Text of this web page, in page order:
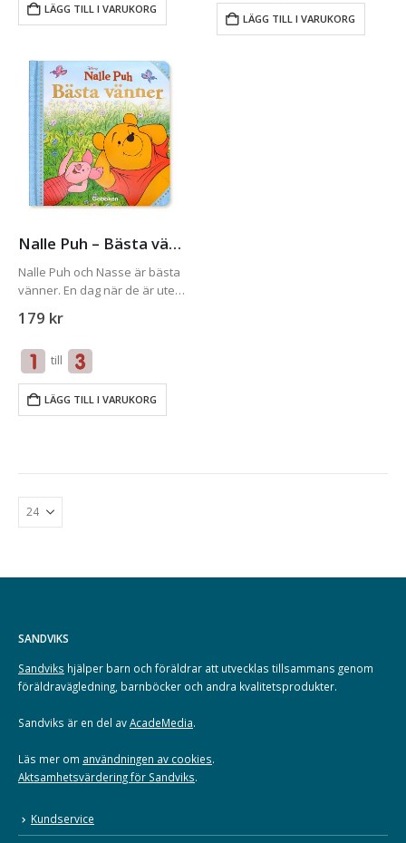
LÄGG TILL I VARUKORG
LÄGG TILL I VARUKORG
Nalle Puh – Bästa vänner
Nalle Puh och Nasse är bästa
vänner. En dag när de är ute
de bort varandra …
179 kr
till
LÄGG TILL I VARUKORG
SANDVIKS
Sandviks hjälper barn och föräldrar att utvecklas tillsammans genom
föräldravägledning, barnböcker och andra kvalitetsprodukter.
Sandviks är en del avAcadeMedia.
Läs mer om användningen av cookies.
Aktsamhetsvärdering för Sandviks.
Kundservice